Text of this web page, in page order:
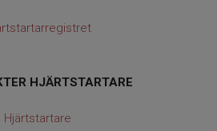
HJÄRTSTARTARE
Hjärtstartare